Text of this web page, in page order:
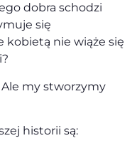
dobra schodzi
się
kobietą nie wiąże się
my stworzymy
historii są: